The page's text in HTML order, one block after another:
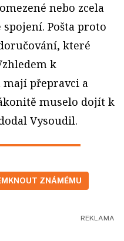
nebo zcela
Pošta proto
které
k
přepravci a
muselo dojít k
Vysoudil.
ZNÁMÉMU